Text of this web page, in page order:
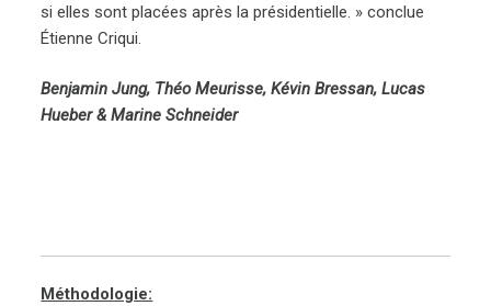
si elles sont placées après la présidentielle. » conclue
Étienne Criqui.
Benjamin Jung, Théo Meurisse, Kévin Bressan, Lucas
Hueber & Marine Schneider
Méthodologie: